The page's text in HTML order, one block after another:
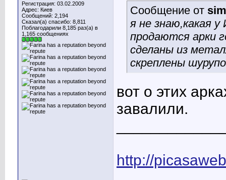
Регистрация: 03.02.2009
Адрес: Киев
Сообщений: 2,194
Сказал(а) спасибо: 8,811
Поблагодарили 8,185 раз(а) в
1,165 сообщениях
Сообщение от sim
я не знаю,какая у
продаются арки
сделаны из
скреплены
вот о этих
завалили.
http://